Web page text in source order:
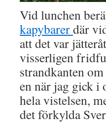
Vid lunchen
kapybarerdär
att det var
visserligen
strandkanten
en när jag gick i
hela vistelsen,
det förkylda